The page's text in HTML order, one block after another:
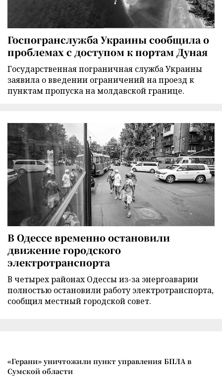
Госпогранслужба Украины сообщила о
проблемах с доступом к портам Дуная
Государственная пограничная служба Украины
заявила о введении ограничений на проезд к
пунктам пропуска на молдавской границе.
В Одессе временно остановили
движение городского
электротранспорта
В четырех районах Одессы из-за энергоаварии
полностью остановили работу электротранспорта,
сообщил местный городской совет.
«Герани» уничтожили пункт управления БПЛА в
Сумской области